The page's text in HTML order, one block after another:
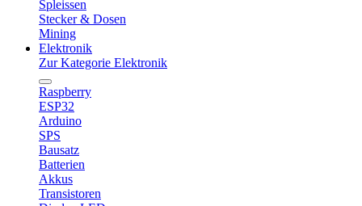
Spleissen
Stecker & Dosen
Mining
Elektronik
Zur Kategorie Elektronik
Raspberry
ESP32
Arduino
SPS
Bausatz
Batterien
Akkus
Transistoren